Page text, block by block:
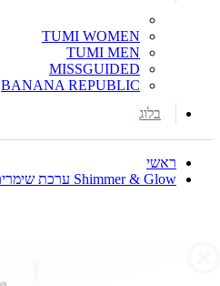
TUMI WOMEN
TUMI MEN
MISSGUIDED
BANANA REPUBLIC
בלוג
ראשי
Shimmer & Glow ערכת שימרים זוהרת